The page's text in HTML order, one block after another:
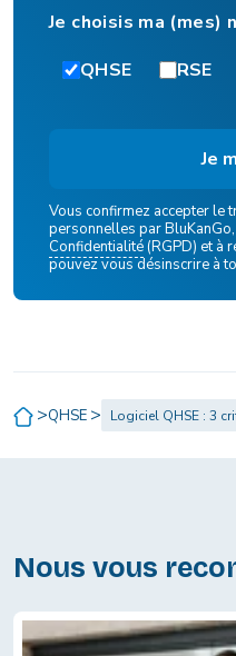
Je choisis ma
QHSE
RSE
Vous confirmez accepter le
personnelles par
Confidentialité(RGPD) et à
pouvez vous désinscrire à
>QHSE > Logiciel QHSE : 3
Nous vous